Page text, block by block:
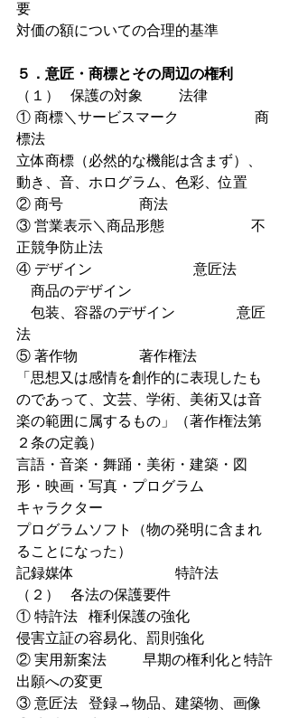
要
対価の額についての合理的基準
５．意匠・商標とその周辺の権利
（１）   保護の対象          法律
① 商標＼サービスマーク                     商
標法
立体商標（必然的な機能は含まず）、
動き、音、ホログラム、色彩、位置
② 商号                     商法
③ 営業表示＼商品形態                        不
正競争防止法
④ デザイン                            意匠法
商品のデザイン
包装、容器のデザイン                 意匠
法
⑤ 著作物                 著作権法
「思想又は感情を創作的に表現したも
のであって、文芸、学術、美術又は音
楽の範囲に属するもの」（著作権法第
２条の定義）
言語・音楽・舞踊・美術・建築・図
形・映画・写真・プログラム
キャラクター
プログラムソフト（物の発明に含まれ
ることになった）
記録媒体                            特許法
（２）   各法の保護要件
① 特許法   権利保護の強化
侵害立証の容易化、罰則強化
② 実用新案法          早期の権利化と特許
出願への変更
③ 意匠法   登録→物品、建築物、画像